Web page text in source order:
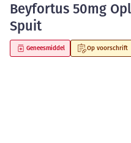
Beyfortus 50mg
Spuit
Op voorschrift
Geneesmiddel